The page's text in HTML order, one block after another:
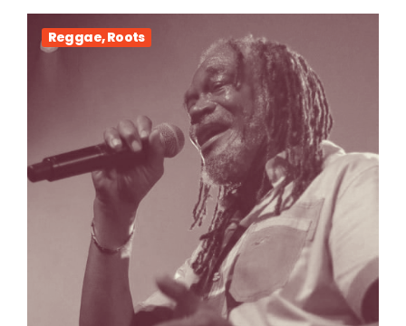
Reggae, Roots